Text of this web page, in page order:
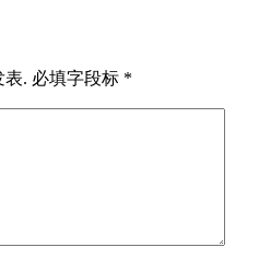
表. 必填字段标 *